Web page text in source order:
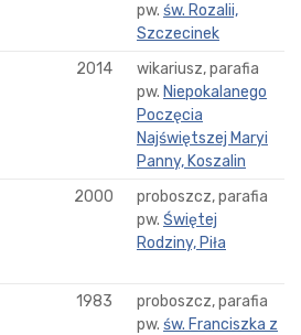
pw. św. Rozalii,
Szczecinek
2014
wikariusz, parafia
pw. Niepokalanego
Poczęcia
Najświętszej Maryi
Panny, Koszalin
2000
proboszcz, parafia
pw. Świętej
Rodziny, Piła
1983
proboszcz, parafia
pw. św. Franciszka z